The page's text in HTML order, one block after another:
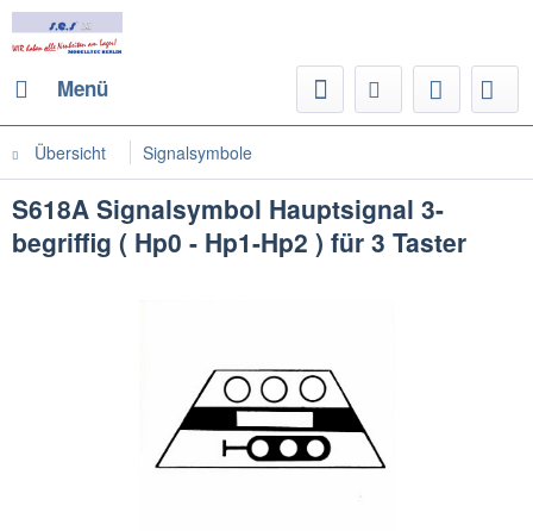
Menü
Übersicht Signalsymbole
S618A Signalsymbol Hauptsignal 3-
begriffig ( Hp0 - Hp1-Hp2 ) für 3 Taster